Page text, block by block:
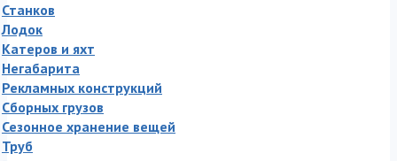
Станков
Лодок
Катеров и яхт
Негабарита
Рекламных конструкций
Сборных грузов
Сезонное хранение вещей
Труб